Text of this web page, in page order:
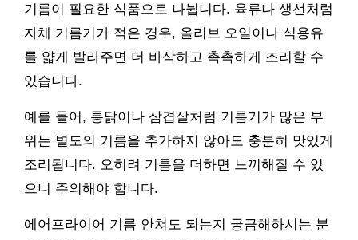
기름이 필요한 식품으로 나뉩니다. 육류나 생선처럼
자체 기름기가 적은 경우, 올리브 오일이나 식용유
를 얇게 발라주면 더 바삭하고 촉촉하게 조리할 수
있습니다.
예를 들어, 통닭이나 삼겹살처럼 기름기가 많은 부
위는 별도의 기름을 추가하지 않아도 충분히 맛있게
조리됩니다. 오히려 기름을 더하면 느끼해질 수 있
으니 주의해야 합니다.
에어프라이어 기름 안쳐도 되는지 궁금해하시는 분